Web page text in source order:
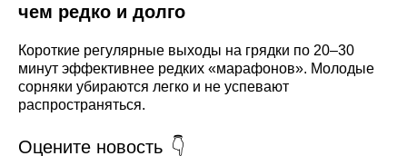
чем редко и долго
Короткие регулярные выходы на грядки по 20–30
минут эффективнее редких «марафонов». Молодые
сорняки убираются легко и не успевают
распространяться.
Оцените новость